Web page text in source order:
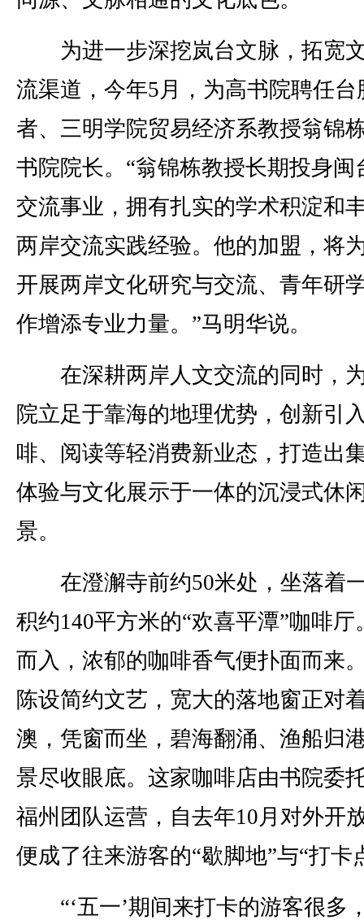
为进一步深挖岚台文脉，拓宽
流渠道，今年5月，为高书院聘任台
者、三明学院贸易经济系教授翁锦
书院院长。“翁锦栋教授长期投身闽
交流事业，拥有扎实的学术积淀和
两岸交流实践经验。他的加盟，将
开展两岸文化研究与交流、青年研
作增添专业力量。”马明华说。
在深耕两岸人文交流的同时，
院立足于靠海的地理优势，创新引
啡、阅读等轻消费新业态，打造出
体验与文化展示于一体的沉浸式休
景。
在澄澥寺前约50米处，坐落着
积约140平方米的“欢喜平潭”咖啡厅
而入，浓郁的咖啡香气便扑面而来
陈设简约文艺，宽大的落地窗正对
澳，凭窗而坐，碧海翻涌、渔船归
景尽收眼底。这家咖啡店由书院委
福州团队运营，自去年10月对外开
便成了往来游客的“歇脚地”与“打卡
“‘五一’期间来打卡的游客很多